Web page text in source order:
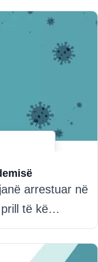
arrestuar në
prill të kë…